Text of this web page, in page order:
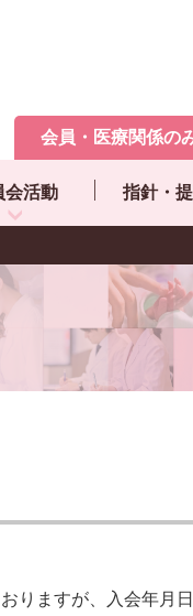
会員・医療関係の
会活動 指針・
りますが、入会年月